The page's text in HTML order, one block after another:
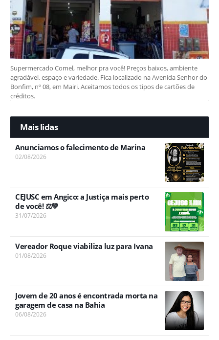
Supermercado Comel, melhor pra você! Preços baixos, ambiente
agradável, espaço e variedade. Fica localizado na Avenida Senhor do
Bonfim, nº 08, em Mairi. Aceitamos todos os tipos de cartões de
créditos.
Mais lidas
Anunciamos o falecimento de Marina
02/08/2026
CEJUSC em Angico: a Justiça mais perto
de você! ⚖️💚
31/07/2026
Vereador Roque viabiliza luz para Ivana
01/08/2026
Jovem de 20 anos é encontrada morta na
garagem de casa na Bahia
06/08/2026